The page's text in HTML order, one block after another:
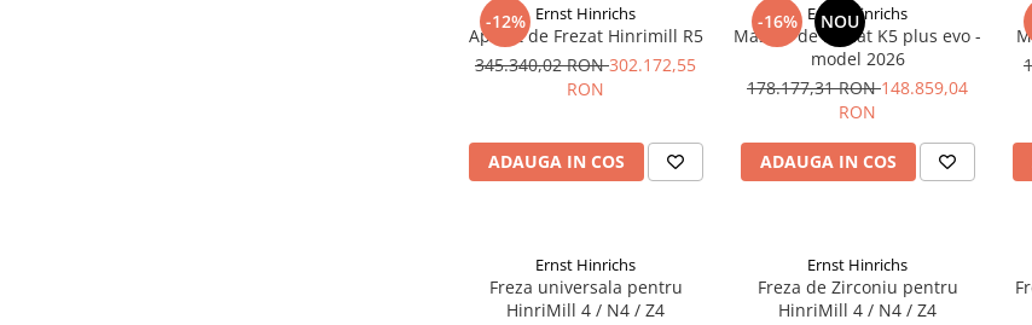
-12% Ernst Hinrichs
Aparat de Frezat Hinrimill R5
345.340,02 RON302.172,55
RON
ADAUGA IN COS
-16% NOU
Ernst Hinrichs
Masina de Frezat K5 plus evo -
model 2026
178.177,31 RON148.859,04
RON
ADAUGA IN COS
Ernst Hinrichs
Freza universala pentru
HinriMill 4 / N4 / Z4
Ernst Hinrichs
Freza de Zirconiu pentru
HinriMill 4 / N4 / Z4